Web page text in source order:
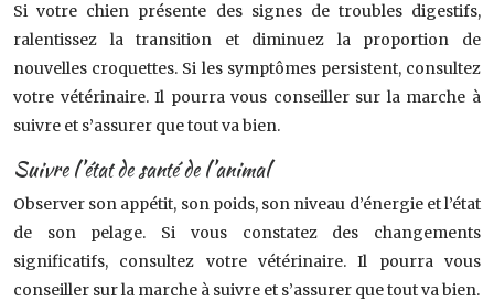
Si votre chien présente des signes de troubles digestifs,
ralentissez la transition et diminuez la proportion de
nouvelles croquettes. Si les symptômes persistent, consultez
votre vétérinaire. Il pourra vous conseiller sur la marche à
suivre et s’assurer que tout va bien.
Suivre l’état de santé de l’animal
Observer son appétit, son poids, son niveau d’énergie et l’état
de son pelage. Si vous constatez des changements
significatifs, consultez votre vétérinaire. Il pourra vous
conseiller sur la marche à suivre et s’assurer que tout va bien.